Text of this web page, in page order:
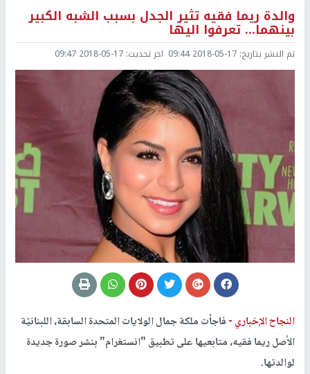
والدة ريما فقيه تثير الجدل بسبب الشبه الكبير
بينهما... تعرفوا اليها
تم النشر بتاريخ: 2018-05-17 09:44 اخر تحديث: 2018-05-17 09:47
النجاح الإخباري -فاجأت ملكة جمال الولايات المتحدة السابقة، اللبنانيّة
الأصل ريما فقيه، متابعيها على تطبيق "انستغرام" بنشر صورة جديدة
لوالدتها.